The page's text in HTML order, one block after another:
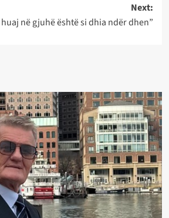
Next:
huaj në gjuhë është si dhia ndër dhen”